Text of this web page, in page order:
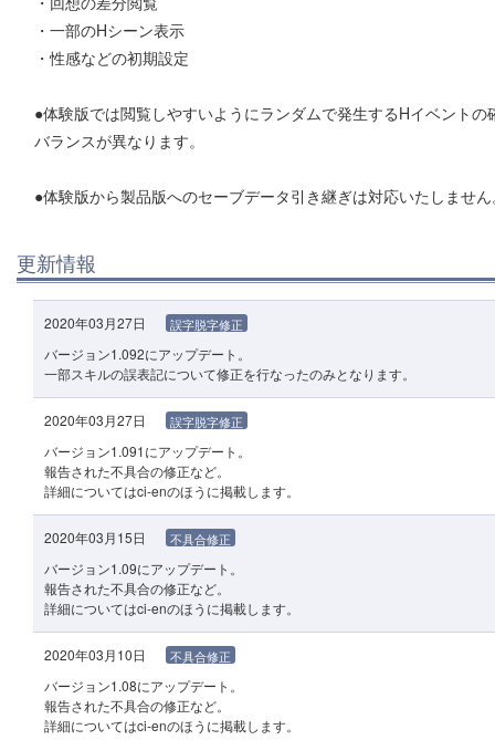
・一部のHシーン表示
・性感などの初期設定
●体験版では閲覧しやすいようにランダムで発生するHイベント
バランスが異なります。
●体験版から製品版へのセーブデータ引き継ぎは対応いたしませ
更新情報
2020年03月27日 誤字脱字修正
バージョン1.092にアップデート。
一部スキルの誤表記について修正を行なったのみとなります。
2020年03月27日 誤字脱字修正
バージョン1.091にアップデート。
報告された不具合の修正など。
詳細についてはci-enのほうに掲載します。
2020年03月15日 不具合修正
バージョン1.09にアップデート。
報告された不具合の修正など。
詳細についてはci-enのほうに掲載します。
2020年03月10日 不具合修正
バージョン1.08にアップデート。
報告された不具合の修正など。
詳細についてはci-enのほうに掲載します。